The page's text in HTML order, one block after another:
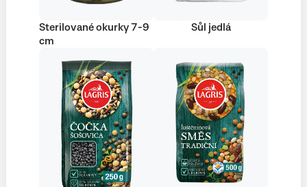
Sterilované okurky 7-9
cm
Sůl jedlá